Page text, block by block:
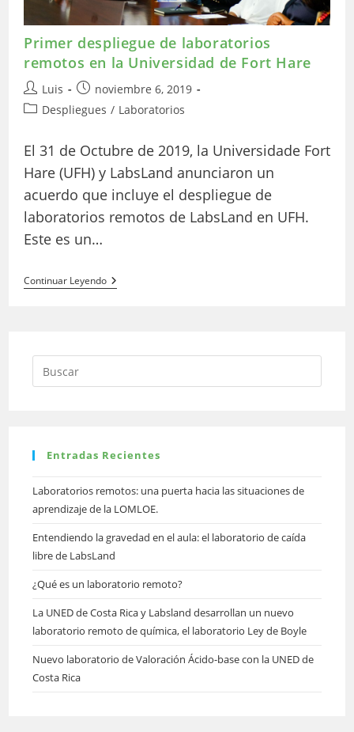
Primer despliegue de laboratorios
remotos en la Universidad de Fort Hare
Autor
de
Luis
Publicación
de
la
noviembre 6, 2019
Categoría
la
entrada:
Despliegues / Laboratorios
El 31 de Octubre de 2019, la Universidade Fort
Hare (UFH) y LabsLand anunciaron un
acuerdo que incluye el despliegue de
laboratorios remotos de LabsLand en UFH.
Este es un…
Continuar LeyendoPrimer
Despliegue
La
Entradas Recientes
Laboratorios remotos: una puerta hacia las situaciones de
aprendizaje de la LOMLOE.
Entendiendo la gravedad en el aula: el laboratorio de caída
libre de LabsLand
¿Qué es un laboratorio remoto?
La UNED de Costa Rica y Labsland desarrollan un nuevo
laboratorio remoto de química, el laboratorio Ley de Boyle
Nuevo laboratorio de Valoración Ácido-base con la UNED de
Costa Rica